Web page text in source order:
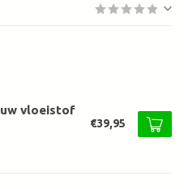
vloeistof
€39,95